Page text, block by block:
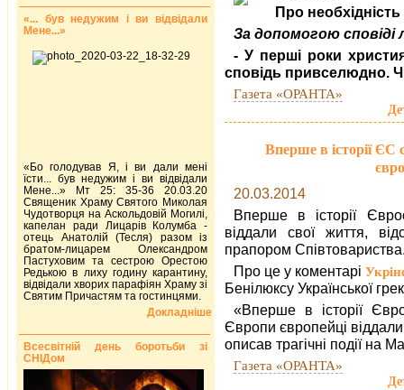
Про
За допомогою
- У перші роки
сповідь привселюдно.
Газета «ОРАНТА»
Вперше в історії ЄС
20.03.2014
Вперше в історії
віддали свої життя,
прапором
Про це у коментарі
Бенілюксу Української
«Вперше в історії
Європи європейці
описав трагічні події на
Газета «ОРАНТА»
«... був недужим і ви відвідали
Мене...»
«Бо голодував Я, і ви дали мені
їсти... був недужим і ви відвідали
Мене...» Мт 25: 35-36 20.03.20
Священик Храму Святого Миколая
Чудотворця на Аскольдовій Могилі,
капелан ради Лицарів Колумба -
отець Анатолій (Тесля) разом із
братом-лицарем Олександром
Пастуховим та сестрою Орестою
Редькою в лиху годину карантину,
відвідали хворих парафіян Храму зі
Святим Причастям та гостинцями.
Докладніше
Всесвітній день боротьби зі
СНІДом